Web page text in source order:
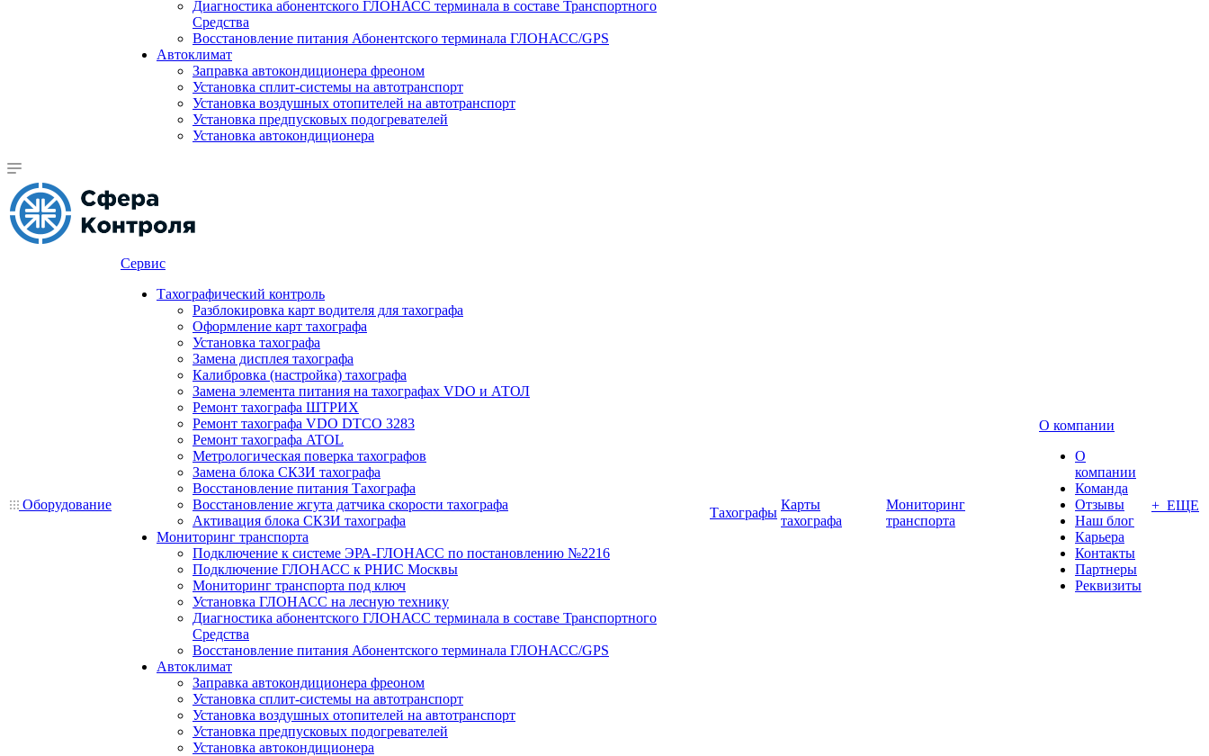
Диагностика абонентского ГЛОНАСС терминала в составе Транспортного
Средства
Восстановление питания Абонентского терминала ГЛОНАСС/GPS
Автоклимат
Заправка автокондиционера фреоном
Установка сплит-системы на автотранспорт
Установка воздушных отопителей на автотранспорт
Установка предпусковых подогревателей
Установка автокондиционера
Оборудование
Сервис
Тахографический контроль
Разблокировка карт водителя для тахографа
Оформление карт тахографа
Установка тахографа
Замена дисплея тахографа
Калибровка (настройка) тахографа
Замена элемента питания на тахографах VDO и АТОЛ
Ремонт тахографа ШТРИХ
Ремонт тахографа VDO DTCO 3283
Ремонт тахографа ATOL
Метрологическая поверка тахографов
Замена блока СКЗИ тахографа
Восстановление питания Тахографа
Восстановление жгута датчика скорости тахографа
Активация блока СКЗИ тахографа
Мониторинг транспорта
Подключение к системе ЭРА-ГЛОНАСС по постановлению №2216
Подключение ГЛОНАСС к РНИС Москвы
Мониторинг транспорта под ключ
Установка ГЛОНАСС на лесную технику
Диагностика абонентского ГЛОНАСС терминала в составе Транспортного
Средства
Восстановление питания Абонентского терминала ГЛОНАСС/GPS
Автоклимат
Заправка автокондиционера фреоном
Установка сплит-системы на автотранспорт
Установка воздушных отопителей на автотранспорт
Установка предпусковых подогревателей
Установка автокондиционера
Тахографы
Карты
тахографа
Мониторинг
транспорта
О компании
О
компании
Команда
Отзывы
Наш блог
Карьера
Контакты
Партнеры
Реквизиты
+ ЕЩЕ